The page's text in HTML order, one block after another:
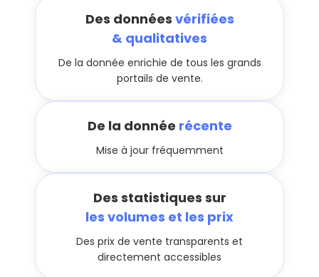
Des données vérifiées
& qualitatives
De la donnée enrichie de tous les grands
portails de vente.
De la donnée récente
Mise à jour fréquemment
Des statistiques sur
les volumes et les prix
Des prix de vente transparents et
directement accessibles